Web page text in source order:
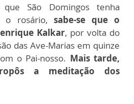
São Domingos tenha
o rosário, sabe-se que o
Kalkar, por volta do
das Ave-Marias em quinze
o Pai-nosso. Mais tarde,
a meditação dos